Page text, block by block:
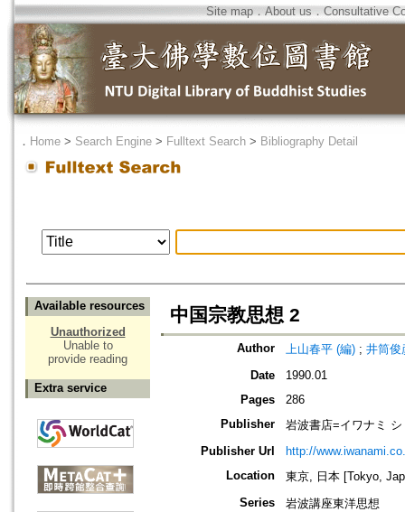
Site map．About us ． Consultative
． Home > Search Engine > Fulltext Search > Bibliography Detail
Available resources
Unauthorized
Unable to
provide reading
Extra service
中国宗教思想 2
Author 上山春平 (編) ; 井筒俊
Date
1990.01
Pages
286
Publisher
岩波書店=イワナミ シ
Publisher Url
http://
Location
東京, 日本 [Tokyo,
Series
岩波講座東洋思想